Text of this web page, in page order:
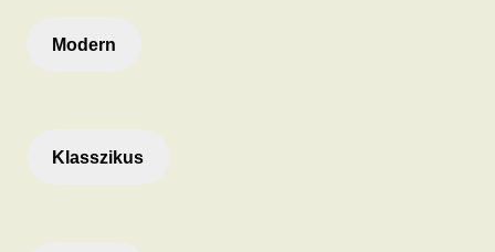
Modern
Klasszikus